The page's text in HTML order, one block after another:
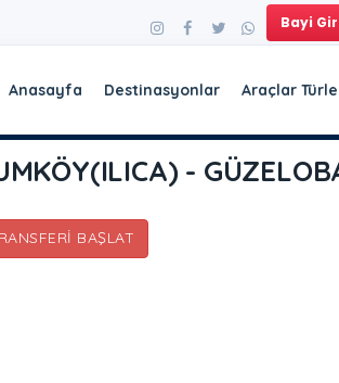
Bayi
Anasayfa Destinasyonlar Araçlar
-
BAŞLAT